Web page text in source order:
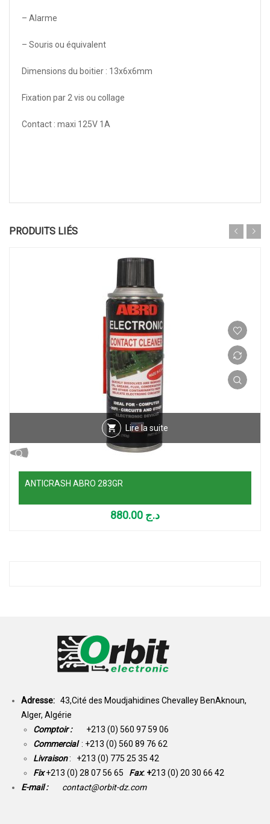
– Alarme
– Souris ou équivalent
Dimensions du boitier : 13x6x6mm
Fixation par 2 vis ou collage
Contact : maxi 125V 1A
PRODUITS LIÉS
Lire la suite
ANTICRASH ABRO 283GR
د.ج
Adresse: 43,Cité des Moudjahidines Chevalley BenAknoun,
Alger, Algérie
Comptoir : +213 (0) 560 97 59 06
Commercial : +213 (0) 560 89 76 62
Livraison: +213 (0) 775 25 35 42
Fix +213 (0) 28 07 56 65 Fax: +213 (0) 20 30 66 42
E-mail :
contact@orbit-dz.com